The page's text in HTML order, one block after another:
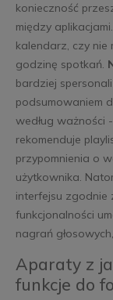
konieczność
między
kalendarz, czy
godzinę spotkań.
bardziej
podsumowaniem
według ważności
rekomenduje
przypomnienia o
użytkownika.
interfejsu zgodnie
funkcjonalności
nagrań
Aparaty z
funkcje do